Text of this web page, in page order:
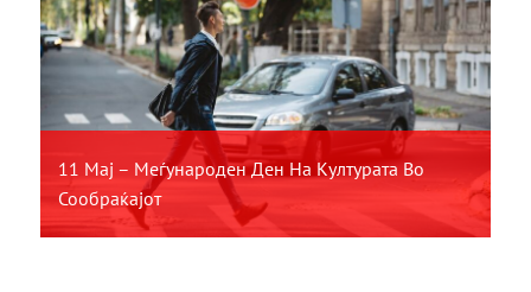
11 Мај – Меѓународен Ден На Културата Во
Сообраќајот